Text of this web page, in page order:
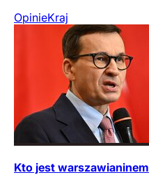
OpinieKraj
Kto jest warszawianinem